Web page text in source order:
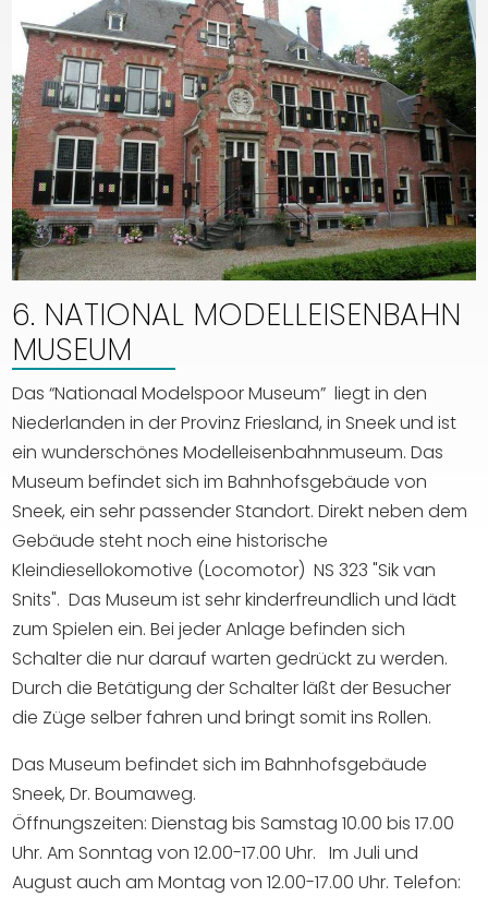
6. NATIONAL MODELLEISENBAHN
MUSEUM
Das “Nationaal Modelspoor Museum” liegt in den
Niederlanden in der Provinz Friesland, in Sneek und ist
ein wunderschönes Modelleisenbahnmuseum. Das
Museum befindet sich im Bahnhofsgebäude von
Sneek, ein sehr passender Standort. Direkt neben dem
Gebäude steht noch eine historische
Kleindiesellokomotive (Locomotor) NS 323 "Sik van
Snits". Das Museum ist sehr kinderfreundlich und lädt
zum Spielen ein. Bei jeder Anlage befinden sich
Schalter die nur darauf warten gedrückt zu werden.
Durch die Betätigung der Schalter läßt der Besucher
die Züge selber fahren und bringt somit ins Rollen.
Das Museum befindet sich im Bahnhofsgebäude
Sneek, Dr. Boumaweg.
Öffnungszeiten: Dienstag bis Samstag 10.00 bis 17.00
Uhr. Am Sonntag von 12.00-17.00 Uhr. Im Juli und
August auch am Montag von 12.00-17.00 Uhr. Telefon: